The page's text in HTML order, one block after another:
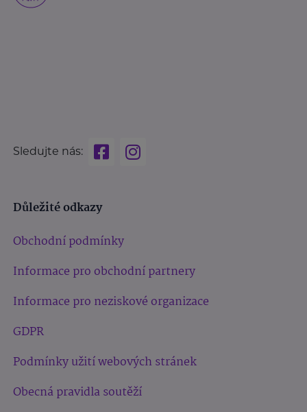
Sledujte nás:
Důležité odkazy
Obchodní podmínky
Informace pro obchodní partnery
Informace pro neziskové organizace
GDPR
Podmínky užití webových stránek
Obecná pravidla soutěží